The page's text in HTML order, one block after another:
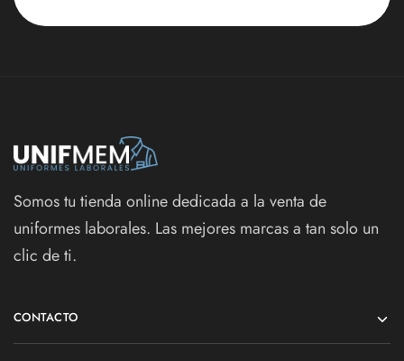
Somos tu tienda online dedicada a la venta de
uniformes laborales. Las mejores marcas a tan solo un
clic de ti.
CONTACTO